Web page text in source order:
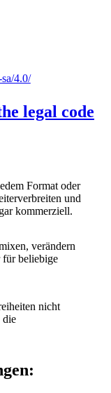
4.0/
legal code
Format oder
und
kommerziell.
verändern
für beliebige
nicht
die